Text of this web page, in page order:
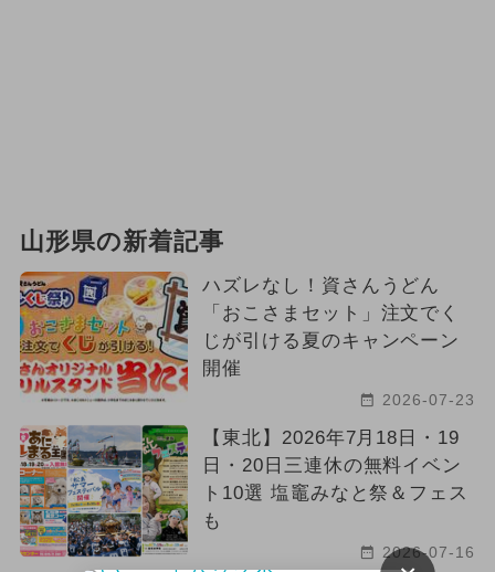
山形県の新着記事
ハズレなし！資さんうどん
「おこさまセット」注文でく
じが引ける夏のキャンペーン
開催
2026-07-23
【東北】2026年7月18日・19
日・20日三連休の無料イベン
ト10選 塩竈みなと祭＆フェス
も
2026-07-16